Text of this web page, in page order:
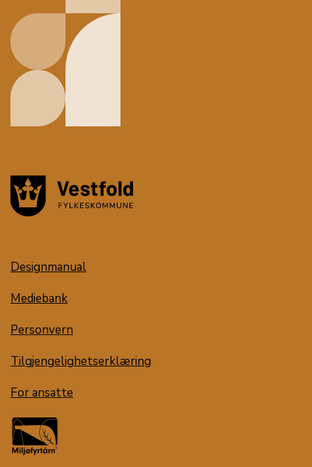
Designmanual
Mediebank
Personvern
Tilgjengelighetserklæring
For ansatte